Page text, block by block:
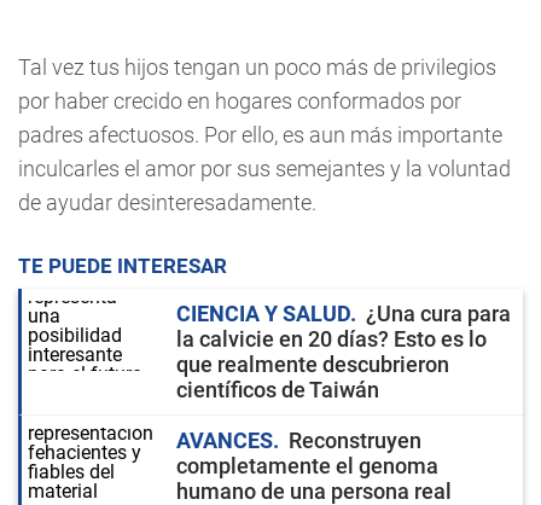
Tal vez tus hijos tengan un poco más de privilegios
por haber crecido en hogares conformados por
padres afectuosos. Por ello, es aun más importante
inculcarles el amor por sus semejantes y la voluntad
de ayudar desinteresadamente.
TE PUEDE INTERESAR
CIENCIA Y SALUD
¿Una cura para
la calvicie en 20 días? Esto es lo
que realmente descubrieron
científicos de Taiwán
AVANCES
Reconstruyen
completamente el genoma
humano de una persona real